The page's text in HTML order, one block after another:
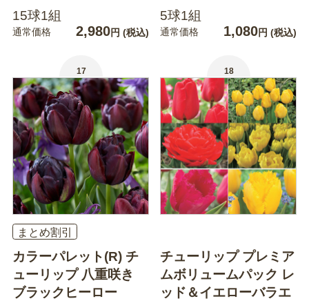
15球1組
通常価格 2,980円 (税込)
5球1組
通常価格 1,080円 (税込)
17
まとめ割引
カラーパレット(R) チ
ューリップ 八重咲き
ブラックヒーロー
18
チューリップ プレミア
ムボリュームパック レ
ッド＆イエローバラエ